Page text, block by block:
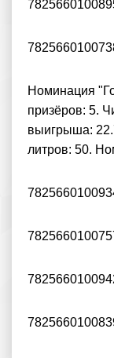
Номинация
призёров: 5.
выигрыша:
литров: 50.